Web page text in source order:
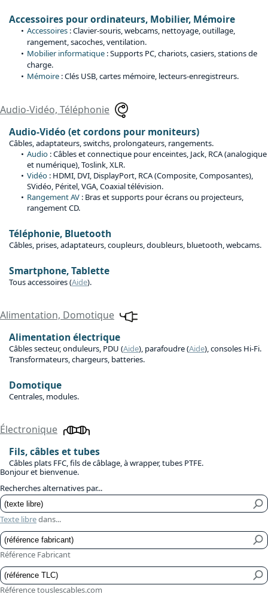
Accessoires pour ordinateurs, Mobilier, Mémoire
Accessoires : Clavier-souris, webcams, nettoyage, outillage,
rangement, sacoches, ventilation.
Mobilier informatique : Supports PC, chariots, casiers, stations de
charge.
Mémoire : Clés USB, cartes mémoire, lecteurs-enregistreurs.
Audio-Vidéo, Téléphonie
Audio-Vidéo (et cordons pour moniteurs)
Câbles, adaptateurs, switchs, prolongateurs, rangements.
Audio : Câbles et connectique pour enceintes, Jack, RCA (analogique
et numérique), Toslink, XLR.
Vidéo : HDMI, DVI, DisplayPort, RCA (Composite, Composantes),
SVidéo, Péritel, VGA, Coaxial télévision.
Rangement AV : Bras et supports pour écrans ou projecteurs,
rangement CD.
Téléphonie, Bluetooth
Câbles, prises, adaptateurs, coupleurs, doubleurs, bluetooth, webcams.
Smartphone, Tablette
Tous accessoires (Aide).
Alimentation, Domotique
Alimentation électrique
Câbles secteur, onduleurs, PDU (Aide), parafoudre (Aide), consoles Hi-Fi.
Transformateurs, chargeurs, batteries.
Domotique
Centrales, modules.
Électronique
Fils, câbles et tubes
Câbles plats FFC, fils de câblage, à wrapper, tubes PTFE.
Bonjour et bienvenue.
Recherches alternatives par...
Texte libredans...
Référence Fabricant
Référence touslescables.com